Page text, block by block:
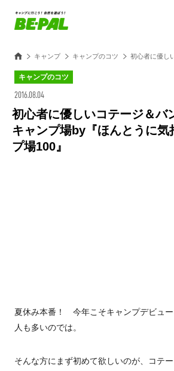
キャンプ キャンプのコツ 初心者に優し
キャンプのコツ
2016.08.04
初心者に優しいコテージ＆バ
キャンプ場by『ほんとうに気
プ場100』
夏休み本番！ 今年こそキャンプデビュ
人も多いのでは。
そんな方にまず初めて欲しいのが、コテ